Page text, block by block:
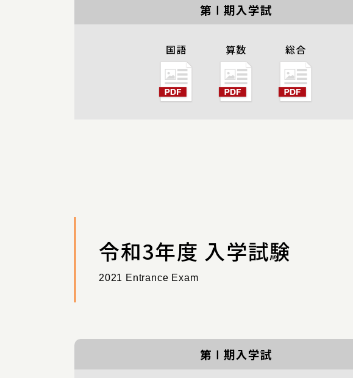
第Ⅰ期入学試
国語 算数 総合
令和3年度 入学試験
2021 Entrance Exam
第Ⅰ期入学試